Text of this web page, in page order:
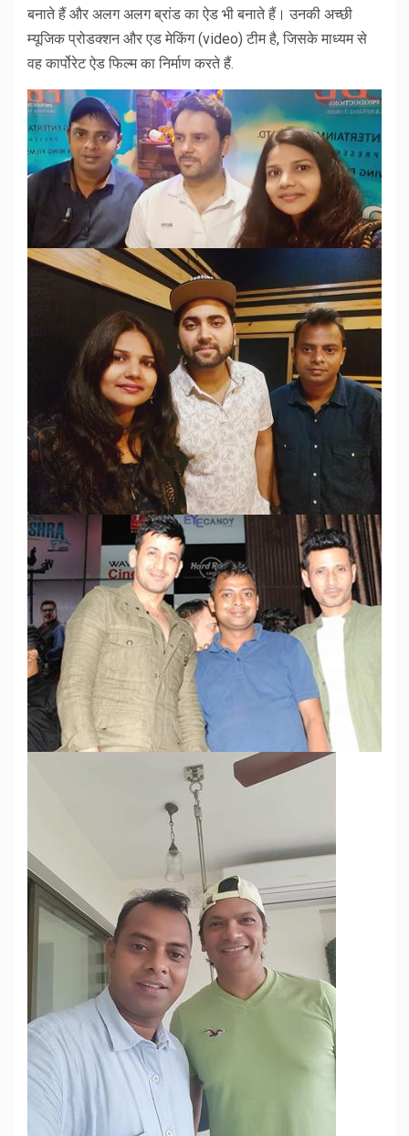
बनाते हैं और अलग अलग ब्रांड का ऐड भी बनाते हैं। उनकी अच्छी
म्यूजिक प्रोडक्शन और एड मेकिंग (video) टीम है, जिसके माध्यम से
वह कार्पोरेट ऐड फिल्म का निर्माण करते हैं.